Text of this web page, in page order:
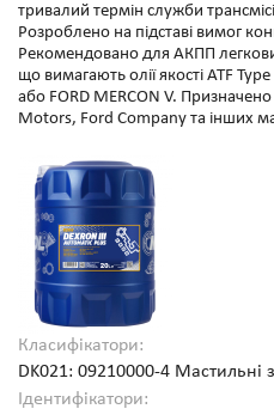
тривалий термін служби
Розроблено на підставі вимог
Рекомендовано для АКПП
що вимагають олії якості ATF
або FORD MERCON V.
Motors, Ford Company та інших
Класифікатори:
DK021: 09210000-4 Мастильні
Ідентифікатори: